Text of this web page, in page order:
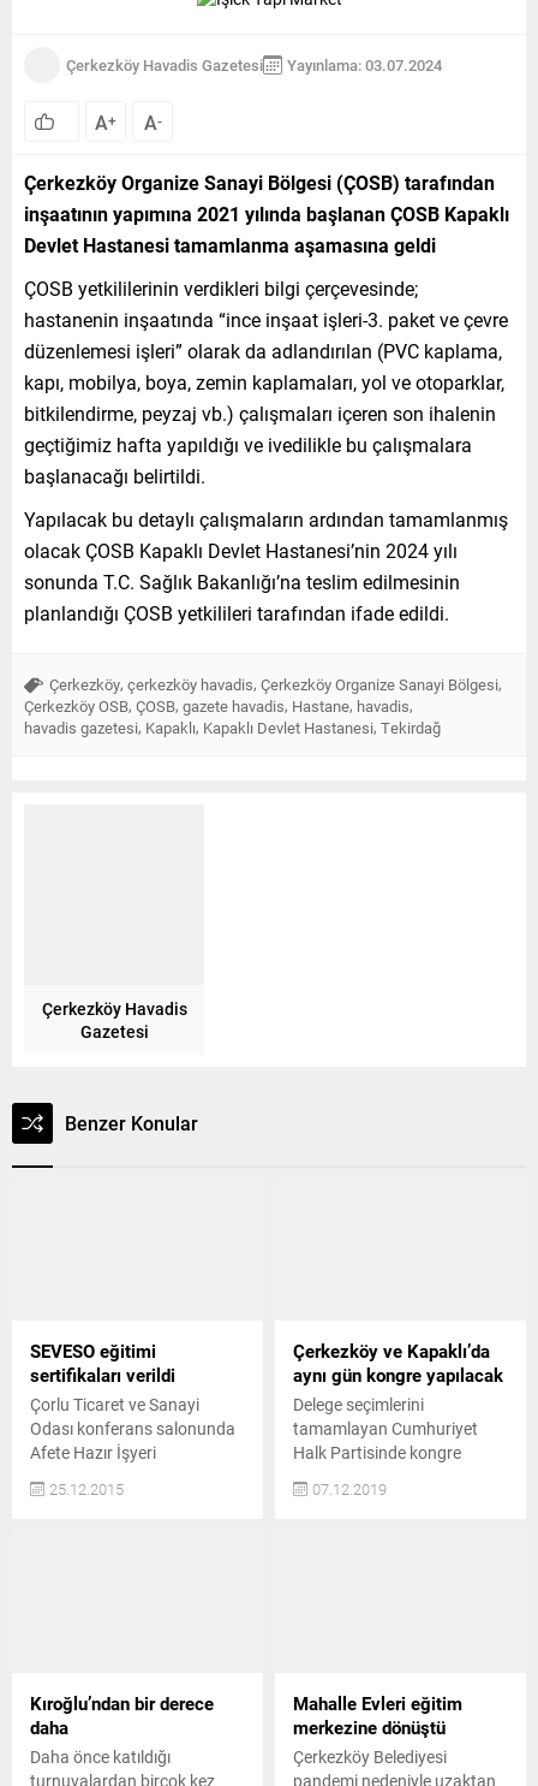
Çerkezköy Havadis Gazetesi Yayınlama: 03.07.2024
A+ A-
Çerkezköy Organize Sanayi Bölgesi (ÇOSB) tarafından
inşaatının yapımına 2021 yılında başlanan ÇOSB Kapaklı
Devlet Hastanesi tamamlanma aşamasına geldi
ÇOSB yetkililerinin verdikleri bilgi çerçevesinde;
hastanenin inşaatında “ince inşaat işleri-3. paket ve çevre
düzenlemesi işleri” olarak da adlandırılan (PVC kaplama,
kapı, mobilya, boya, zemin kaplamaları, yol ve otoparklar,
bitkilendirme, peyzaj vb.) çalışmaları içeren son ihalenin
geçtiğimiz hafta yapıldığı ve ivedilikle bu çalışmalara
başlanacağı belirtildi.
Yapılacak bu detaylı çalışmaların ardından tamamlanmış
olacak ÇOSB Kapaklı Devlet Hastanesi’nin 2024 yılı
sonunda T.C. Sağlık Bakanlığı’na teslim edilmesinin
planlandığı ÇOSB yetkilileri tarafından ifade edildi.
Çerkezköy, çerkezköy havadis, Çerkezköy Organize Sanayi Bölgesi,
Çerkezköy OSB, ÇOSB, gazete havadis, Hastane, havadis,
havadis gazetesi, Kapaklı, Kapaklı Devlet Hastanesi, Tekirdağ
Çerkezköy Havadis
Gazetesi
Benzer Konular
SEVESO eğitimi
sertifikaları verildi
Çorlu Ticaret ve Sanayi
Odası konferans salonunda
Afete Hazır İşyeri
kapsamında başlayan Büyük
Endüstriyel Kazaların
firma çalışanlarına
SEVESO’nun getirdiği
yükümlülükler aktarıldı.
Eğitim programı kapsamında
25.12.2015
Çerkezköy ve Kapaklı’da
aynı gün kongre yapılacak
Delege seçimlerini
tamamlayan Cumhuriyet
Halk Partisinde kongre
tarihleri de açıklandı.
Açıklanan tarihlere göre
çevrildi. HAYRABOLU İLE
BAŞLAYACAK CHP Tekirdağ
İl Başkanlığında yapılan
toplantıda ilçe kongre
07.12.2019
Kıroğlu’ndan bir derece
daha
Daha önce katıldığı
turnuvalardan birçok kez
Mahalle Evleri eğitim
merkezine dönüştü
Çerkezköy Belediyesi
pandemi nedeniyle uzaktan